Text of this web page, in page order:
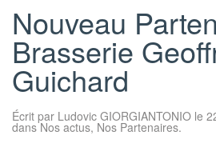
Nouveau
Brasserie
Guichard
Écrit par Ludovic GIORGIANTONIO le
dansNos actus, Nos Partenaires.